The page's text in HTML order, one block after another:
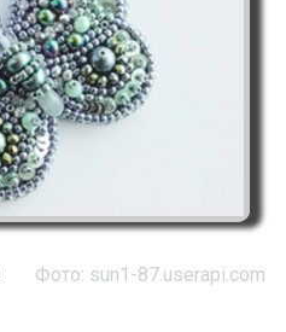
Фото: sun1-87.userapi.com